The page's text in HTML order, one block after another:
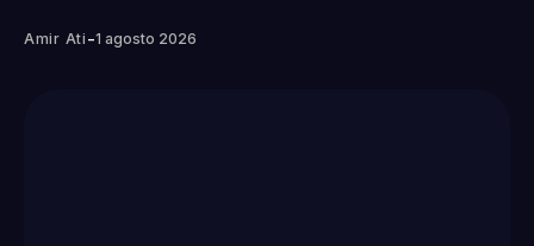
Amir Ati -1 agosto 2026